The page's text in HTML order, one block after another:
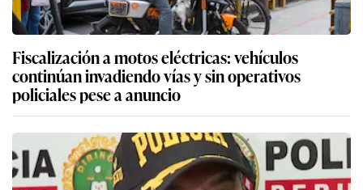
Fiscalización a motos eléctricas: vehículos
continúan invadiendo vías y sin operativos
policiales pese a anuncio